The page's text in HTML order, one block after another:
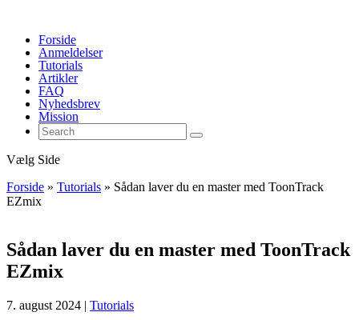
Forside
Anmeldelser
Tutorials
Artikler
FAQ
Nyhedsbrev
Mission
Vælg Side
Forside » Tutorials » Sådan laver du en master med ToonTrack
EZmix
Sådan laver du en master med ToonTrack
EZmix
7. august 2024 | Tutorials